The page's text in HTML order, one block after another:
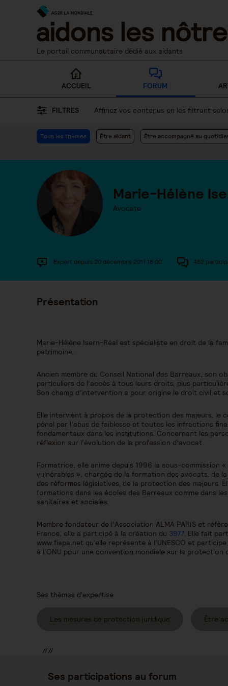
Le portail communautaire dédié aux aidants
ACCUEIL FORUM
FILTRES Affinez vos contenus en les filtrant
Tous les thèmes Être aidant Être accompagné au
Marie-Hélène
Avocate
Expert depuis 20 décembre 2011 18:00 452
Présentation
Marie-Hélène Isern-Réal est spécialiste en droit de la
patrimoine.
Ancien membre du Conseil National des Barreaux, son
particuliers de l’accès à tous leurs droits, plus
Son champ d’intervention a pour origine le droit civil et
Elle intervient à propos de la protection des majeurs, le
pénal par l’abus de faiblesse et toutes les infractions
fondamentaux dans les institutions. Concernant les
réflexion sur l’évolution de la profession d’avocat.
Formatrice, elle anime depuis 1996 la sous-commission
vulnérables », chargée de la formation des avocats, de
des réformes législatives, de la protection des majeurs.
formations dans les écoles des Barreaux comme dans
sanitaires et sociales.
Membre fondateur de l’Association ALMA PARIS et
France, elle a participé à la création du 3977. Elle fait
www.fiapa.net qu’elle représente à l’UNESCO et
à l’ONU pour une convention mondiale sur la protection
Ses thèmes d'expertise
Les mesures de protection juridique Être
////
Ses participations au forum